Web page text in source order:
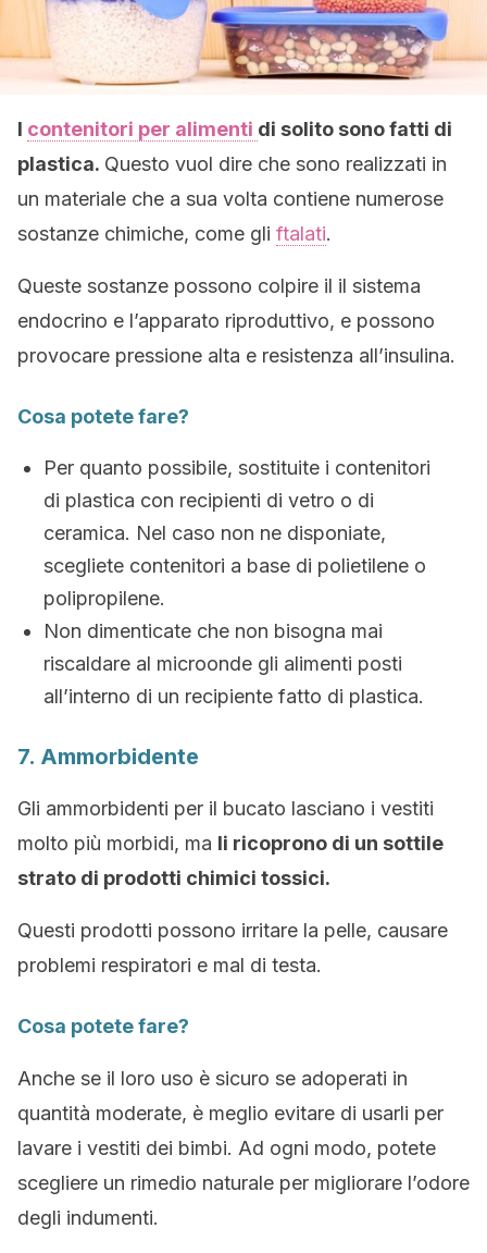
I contenitori per alimenti di solito sono fatti di
plastica. Questo vuol dire che sono realizzati in
un materiale che a sua volta contiene numerose
sostanze chimiche, come gli ftalati.
Queste sostanze possono colpire il il sistema
endocrino e l’apparato riproduttivo, e possono
provocare pressione alta e resistenza all’insulina.
Cosa potete fare?
Per quanto possibile, sostituite i contenitori
di plastica con recipienti di vetro o di
ceramica. Nel caso non ne disponiate,
scegliete contenitori a base di polietilene o
polipropilene.
Non dimenticate che non bisogna mai
riscaldare al microonde gli alimenti posti
all’interno di un recipiente fatto di plastica.
7. Ammorbidente
Gli ammorbidenti per il bucato lasciano i vestiti
molto più morbidi, ma li ricoprono di un sottile
strato di prodotti chimici tossici.
Questi prodotti possono irritare la pelle, causare
problemi respiratori e mal di testa.
Cosa potete fare?
Anche se il loro uso è sicuro se adoperati in
quantità moderate, è meglio evitare di usarli per
lavare i vestiti dei bimbi. Ad ogni modo, potete
scegliere un rimedio naturale per migliorare l’odore
degli indumenti.